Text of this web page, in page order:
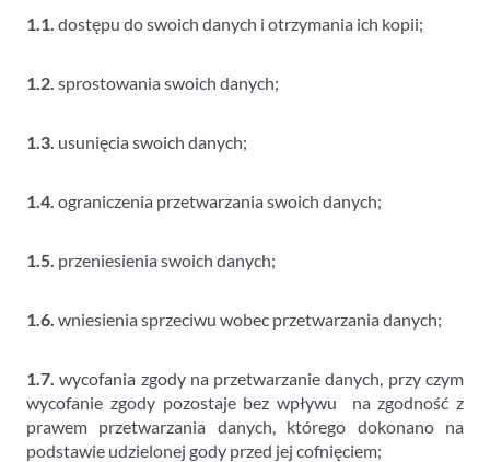
1.1. dostępu do swoich danych i otrzymania ich kopii;
1.2. sprostowania swoich danych;
1.3. usunięcia swoich danych;
1.4. ograniczenia przetwarzania swoich danych;
1.5. przeniesienia swoich danych;
1.6. wniesienia sprzeciwu wobec przetwarzania danych;
1.7. wycofania zgody na przetwarzanie danych, przy czym
wycofanie zgody pozostaje bez wpływu na zgodność z
prawem przetwarzania danych, którego dokonano na
podstawie udzielonej gody przed jej cofnięciem;